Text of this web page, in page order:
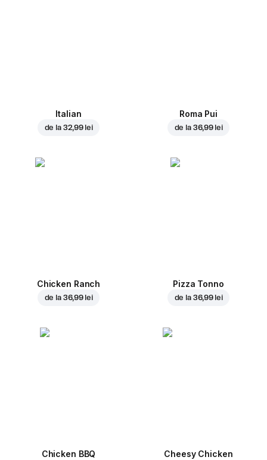
Italian
de la 32,99 lei
Roma Pui
de la 36,99 lei
Chicken Ranch
de la 36,99 lei
Pizza Tonno
de la 36,99 lei
Chicken BBQ Cheesy Chicken